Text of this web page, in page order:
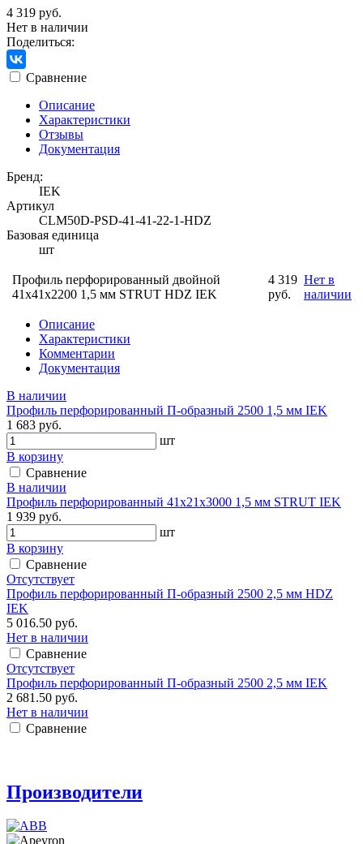
4 319 руб.
Нет в наличии
Поделиться:
Сравнение
Описание
Характеристики
Отзывы
Документация
Бренд:
IEK
Артикул
CLM50D-PSD-41-41-22-1-HDZ
Базовая единица
шт
Профиль перфорированный двойной
41х41х2200 1,5 мм STRUT HDZ IEK
4 319
руб.
Нет в
наличии
Описание
Характеристики
Комментарии
Документация
В наличии
Профиль перфорированный П-образный 2500 1,5 мм IEK
1 683 руб.
шт
В корзину
Сравнение
В наличии
Профиль перфорированный 41х21х3000 1,5 мм STRUT IEK
1 939 руб.
шт
В корзину
Сравнение
Отсутствует
Профиль перфорированный П-образный 2500 2,5 мм HDZ
IEK
5 016.50 руб.
Нет в наличии
Сравнение
Отсутствует
Профиль перфорированный П-образный 2500 2,5 мм IEK
2 681.50 руб.
Нет в наличии
Сравнение
Производители